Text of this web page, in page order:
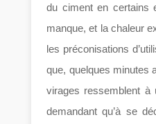
du ciment en certains
manque, et la chaleur
les préconisations
que, quelques minutes
virages ressemblent à
demandant qu’à se